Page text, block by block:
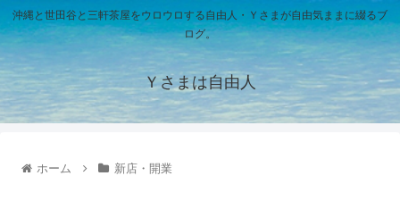
沖縄と世田谷と三軒茶屋をウロウロする自由人・Ｙさまが自由気ままに綴るブ
ログ。
Ｙさまは自由人
ホーム 新店・開業